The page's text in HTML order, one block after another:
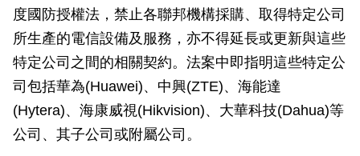
度國防授權法，禁止各聯邦機構採購、取得特定公司
所生產的電信設備及服務，亦不得延長或更新與這些
特定公司之間的相關契約。法案中即指明這些特定公
司包括華為(Huawei)、中興(ZTE)、海能達
(Hytera)、海康威視(Hikvision)、大華科技(Dahua)等
公司、其子公司或附屬公司。